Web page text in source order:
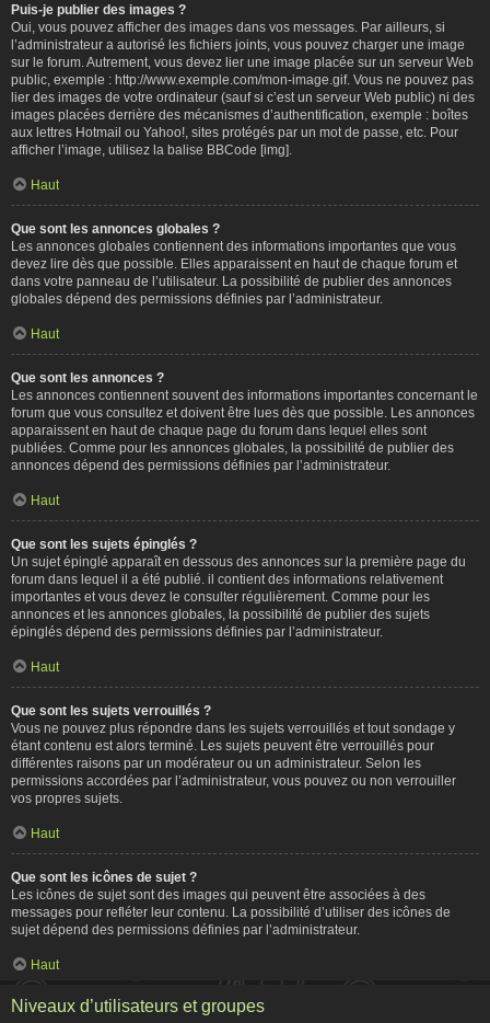
Puis-je publier des images ?
Oui, vous pouvez afficher des images dans vos messages. Par ailleurs, si
l’administrateur a autorisé les fichiers joints, vous pouvez charger une image
sur le forum. Autrement, vous devez lier une image placée sur un serveur Web
public, exemple : http://www.exemple.com/mon-image.gif. Vous ne pouvez pas
lier des images de votre ordinateur (sauf si c’est un serveur Web public) ni des
images placées derrière des mécanismes d’authentification, exemple : boîtes
aux lettres Hotmail ou Yahoo!, sites protégés par un mot de passe, etc. Pour
afficher l’image, utilisez la balise BBCode [img].
Haut
Que sont les annonces globales ?
Les annonces globales contiennent des informations importantes que vous
devez lire dès que possible. Elles apparaissent en haut de chaque forum et
dans votre panneau de l’utilisateur. La possibilité de publier des annonces
globales dépend des permissions définies par l’administrateur.
Haut
Que sont les annonces ?
Les annonces contiennent souvent des informations importantes concernant le
forum que vous consultez et doivent être lues dès que possible. Les annonces
apparaissent en haut de chaque page du forum dans lequel elles sont
publiées. Comme pour les annonces globales, la possibilité de publier des
annonces dépend des permissions définies par l’administrateur.
Haut
Que sont les sujets épinglés ?
Un sujet épinglé apparaît en dessous des annonces sur la première page du
forum dans lequel il a été publié. il contient des informations relativement
importantes et vous devez le consulter régulièrement. Comme pour les
annonces et les annonces globales, la possibilité de publier des sujets
épinglés dépend des permissions définies par l’administrateur.
Haut
Que sont les sujets verrouillés ?
Vous ne pouvez plus répondre dans les sujets verrouillés et tout sondage y
étant contenu est alors terminé. Les sujets peuvent être verrouillés pour
différentes raisons par un modérateur ou un administrateur. Selon les
permissions accordées par l’administrateur, vous pouvez ou non verrouiller
vos propres sujets.
Haut
Que sont les icônes de sujet ?
Les icônes de sujet sont des images qui peuvent être associées à des
messages pour refléter leur contenu. La possibilité d’utiliser des icônes de
sujet dépend des permissions définies par l’administrateur.
Haut
Niveaux d’utilisateurs et groupes